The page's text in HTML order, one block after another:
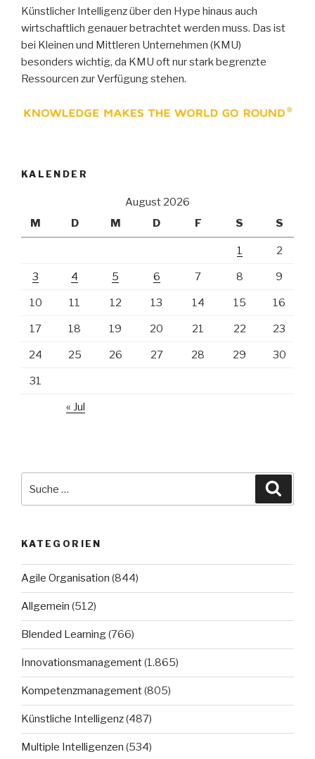
Künstlicher Intelligenz über den Hype hinaus auch
wirtschaftlich genauer betrachtet werden muss. Das ist
bei Kleinen und Mittleren Unternehmen (KMU)
besonders wichtig, da KMU oft nur stark begrenzte
Ressourcen zur Verfügung stehen.
KALENDER
August 2026
M
D M D F S S
1 2
3 4 5 6 7 8 9
10 11 12 13 14 15 16
17 18 19 20 21 22 23
24 25 26 27 28 29 30
31
« Jul
nach:
KATEGORIEN
Agile Organisation (844)
Allgemein (512)
Blended Learning(766)
Innovationsmanagement(1.865)
Kompetenzmanagement(805)
Künstliche Intelligenz(487)
Multiple Intelligenzen (534)